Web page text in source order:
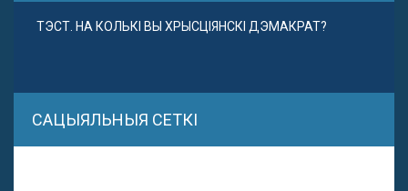
ТЭСТ. НА КОЛЬКІ ВЫ ХРЫСЦІЯНСКІ ДЭМАКРАТ?
САЦЫЯЛЬНЫЯ СЕТКІ